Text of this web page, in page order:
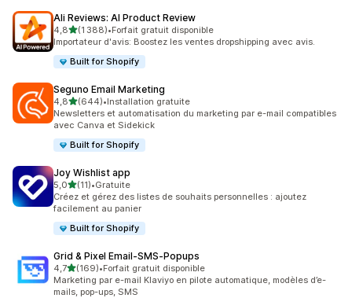
Ali Reviews: AI Product Review
4,8étoile(s) sur 5
(1 388)
1388 avis au total
•Forfait gratuit disponible
Importateur d'avis: Boostez les ventes dropshipping avec avis.
Built for Shopify
Seguno Email Marketing
4,8étoile(s) sur 5
(644)
644 avis au total
•Installation gratuite
Newsletters et automatisation du marketing par e-mail compatibles
avec Canva et Sidekick
Built for Shopify
Joy Wishlist app
5,0étoile(s) sur 5
(11)
11 avis au total
•Gratuite
Créez et gérez des listes de souhaits personnelles : ajoutez
facilement au panier
Built for Shopify
Grid & Pixel Email‑SMS‑Popups
4,7étoile(s) sur 5
(169)
169 avis au total
•Forfait gratuit disponible
Marketing par e-mail Klaviyo en pilote automatique, modèles d’e-
mails, pop-ups, SMS